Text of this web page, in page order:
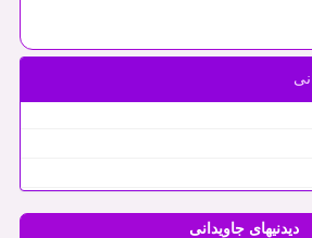
دیدنیهای جاویدانی